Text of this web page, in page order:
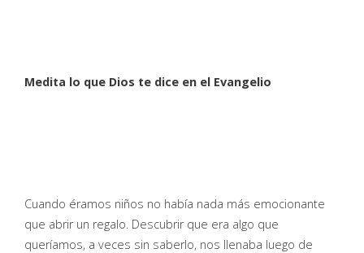
Medita lo que Dios te dice en el Evangelio
Cuando éramos niños no había nada más emocionante
que abrir un regalo. Descubrir que era algo que
queríamos, a veces sin saberlo, nos llenaba luego de